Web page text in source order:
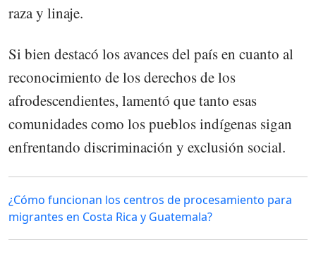
raza y linaje.
Si bien destacó los avances del país en cuanto al
reconocimiento de los derechos de los
afrodescendientes, lamentó que tanto esas
comunidades como los pueblos indígenas sigan
enfrentando discriminación y exclusión social.
¿Cómo funcionan los centros de procesamiento para
migrantes en Costa Rica y Guatemala?